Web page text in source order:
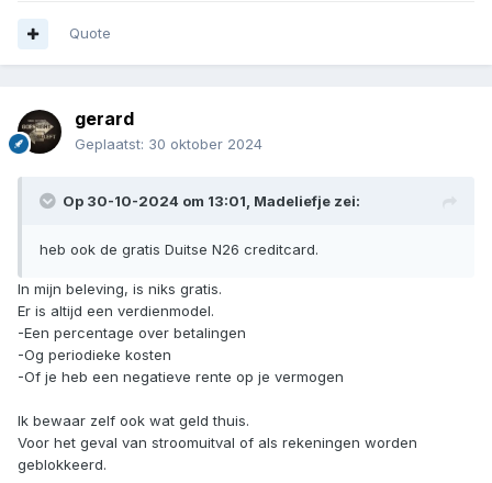
Quote
gerard
Geplaatst: 30 oktober 2024
Op 30-10-2024 om 13:01, Madeliefje zei:
heb ook de gratis Duitse N26 creditcard.
In mijn beleving, is niks gratis.
Er is altijd een verdienmodel.
-Een percentage over betalingen
-Og periodieke kosten
-Of je heb een negatieve rente op je vermogen
Ik bewaar zelf ook wat geld thuis.
Voor het geval van stroomuitval of als rekeningen worden
geblokkeerd.